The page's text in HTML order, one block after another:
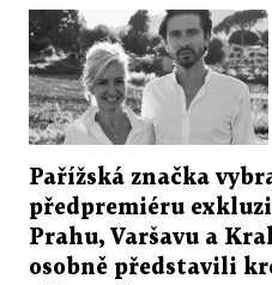
Pařížská značka
předpremiéru
Prahu, Varšavu a
osobně představili